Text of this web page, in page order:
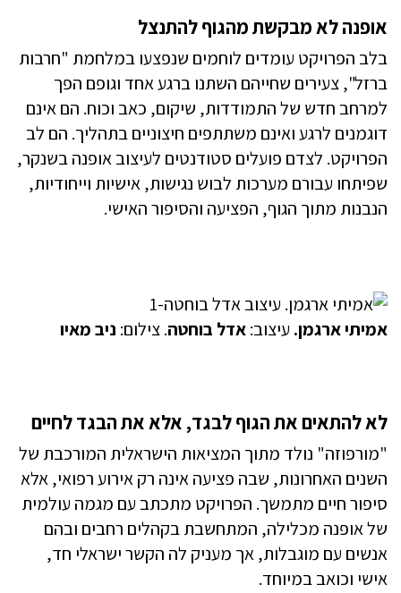
אופנה לא מבקשת מהגוף להתנצל
בלב הפרויקט עומדים לוחמים שנפצעו במלחמת "חרבות
ברזל", צעירים שחייהם השתנו ברגע אחד וגופם הפך
למרחב חדש של התמודדות, שיקום, כאב וכוח. הם אינם
דוגמנים לרגע ואינם משתתפים חיצוניים בתהליך. הם לב
הפרויקט. לצדם פועלים סטודנטים לעיצוב אופנה בשנקר,
שפיתחו עבורם מערכות לבוש נגישות, אישיות וייחודיות,
הנבנות מתוך הגוף, הפציעה והסיפור האישי.
אמיתי ארגמן. עיצוב:אדל בוחטה. צילום: ניב מאיו
לא להתאים את הגוף לבגד, אלא את הבגד לחיים
"מורפוזה" נולד מתוך המציאות הישראלית המורכבת של
השנים האחרונות, שבה פציעה אינה רק אירוע רפואי, אלא
סיפור חיים מתמשך. הפרויקט מתכתב עם מגמה עולמית
של אופנה מכלילה, המתחשבת בקהלים רחבים ובהם
אנשים עם מוגבלות, אך מעניק לה הקשר ישראלי חד,
אישי וכואב במיוחד.